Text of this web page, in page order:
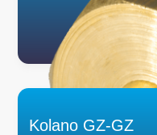
Kolano GZ-GZ